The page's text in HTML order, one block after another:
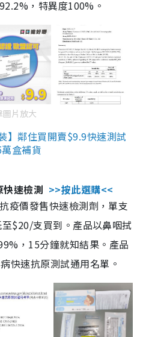
，特異度100%。
圖片放大
】鄰住買開賣$9.9快速測試
盒補貨
快速檢測 >>按此選購<<
疫價發售快速檢測劑，單支
$20/支買到。產品以鼻咽拭
，15分鐘就知結果。產品
快速抗原測試通用名單。